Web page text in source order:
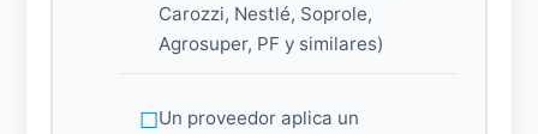
Carozzi, Nestlé, Soprole,
Agrosuper, PF y similares)
Un proveedor aplica un